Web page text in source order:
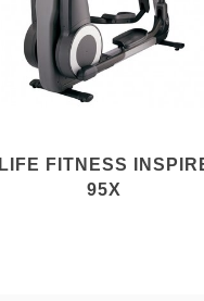
LIFE FITNESS
95X